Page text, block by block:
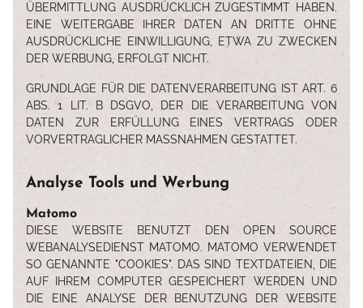
ÜBERMITTLUNG AUSDRÜCKLICH ZUGESTIMMT HABEN.
EINE WEITERGABE IHRER DATEN AN DRITTE OHNE
AUSDRÜCKLICHE EINWILLIGUNG, ETWA ZU ZWECKEN
DER WERBUNG, ERFOLGT NICHT.
GRUNDLAGE FÜR DIE DATENVERARBEITUNG IST ART. 6
ABS. 1 LIT. B DSGVO, DER DIE VERARBEITUNG VON
DATEN ZUR ERFÜLLUNG EINES VERTRAGS ODER
VORVERTRAGLICHER MASSNAHMEN GESTATTET.
Analyse Tools und Werbung
Matomo
DIESE WEBSITE BENUTZT DEN OPEN SOURCE
WEBANALYSEDIENST MATOMO. MATOMO VERWENDET
SO GENANNTE "COOKIES". DAS SIND TEXTDATEIEN, DIE
AUF IHREM COMPUTER GESPEICHERT WERDEN UND
DIE EINE ANALYSE DER BENUTZUNG DER WEBSITE